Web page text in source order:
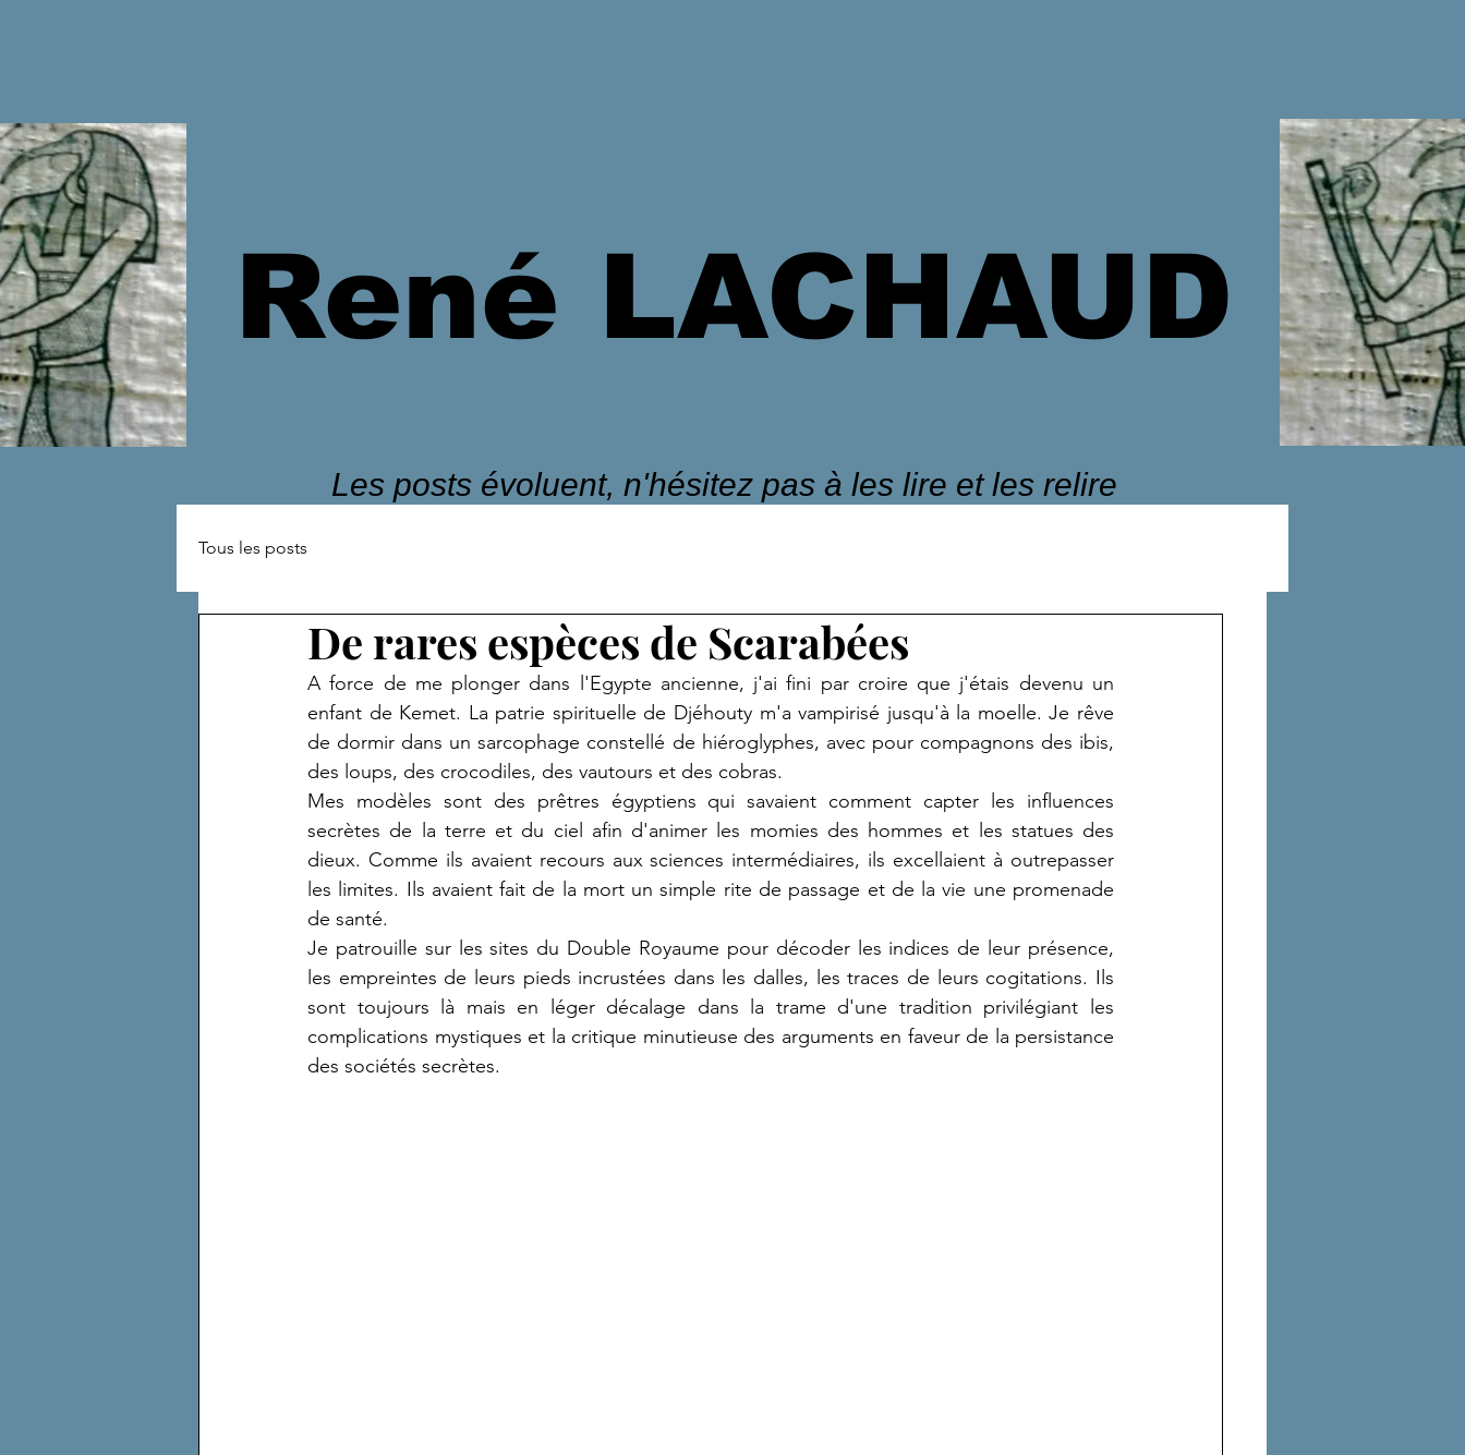
René LACHAUD
Les posts évoluent, n'hésitez pas à les lire et les relire
Tous les posts
De rares espèces de Scarabées
A force de me plonger dans l'Egypte ancienne, j'ai fini par croire que j'étais devenu un
enfant de Kemet. La patrie spirituelle de Djéhouty m'a vampirisé jusqu'à la moelle. Je rêve
de dormir dans un sarcophage constellé de hiéroglyphes, avec pour compagnons des ibis,
des loups, des crocodiles, des vautours et des cobras.
Mes modèles sont des prêtres égyptiens qui savaient comment capter les influences
secrètes de la terre et du ciel afin d'animer les momies des hommes et les statues des
dieux. Comme ils avaient recours aux sciences intermédiaires, ils excellaient à outrepasser
les limites. Ils avaient fait de la mort un simple rite de passage et de la vie une promenade
de santé.
Je patrouille sur les sites du Double Royaume pour décoder les indices de leur présence,
les empreintes de leurs pieds incrustées dans les dalles, les traces de leurs cogitations. Ils
sont toujours là mais en léger décalage dans la trame d'une tradition privilégiant les
complications mystiques et la critique minutieuse des arguments en faveur de la persistance
des sociétés secrètes.